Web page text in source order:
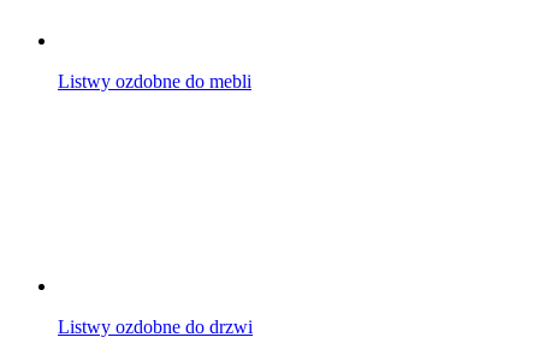
Listwy ozdobne do mebli
Listwy ozdobne do drzwi